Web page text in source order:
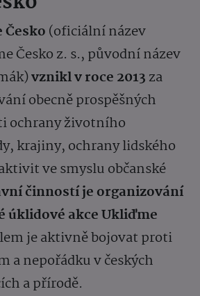
(oficiální název
Česko z. s., původní název
vznikl v roce 2013za
obecně prospěšných
ochrany životního
krajiny, ochrany lidského
ve smyslu občanské
činností je organizování
úklidové akce Ukliďme
je aktivně bojovat proti
a nepořádku v českých
a přírodě.